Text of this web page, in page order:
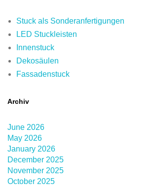
Stuck als Sonderanfertigungen
LED Stuckleisten
Innenstuck
Dekosäulen
Fassadenstuck
Archiv
June 2026
May 2026
January 2026
December 2025
November 2025
October 2025